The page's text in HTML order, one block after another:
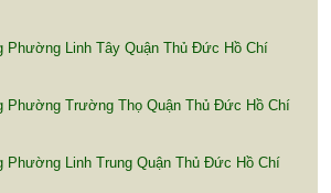
Phường Linh Tây Quận Thủ Đức Hồ Chí
Phường Trường Thọ Quận Thủ Đức Hồ Chí
Phường Linh Trung Quận Thủ Đức Hồ Chí